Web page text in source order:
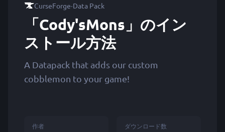
CurseForge·Data Pack
「Cody'sMons」のイン
ストール方法
A Datapack that adds our custom
cobblemon to your game!
作者 ダウンロード数